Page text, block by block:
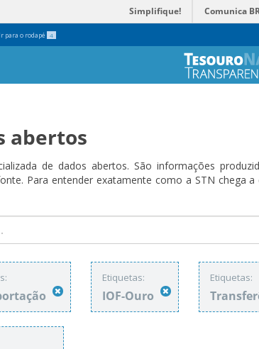
Ir para o rodapé 4
Simplifique! Comunica
abertos
de dados abertos. São informações
Para entender exatamente como a STN chega
Etiquetas:
IOF-Ouro
Etiquetas: